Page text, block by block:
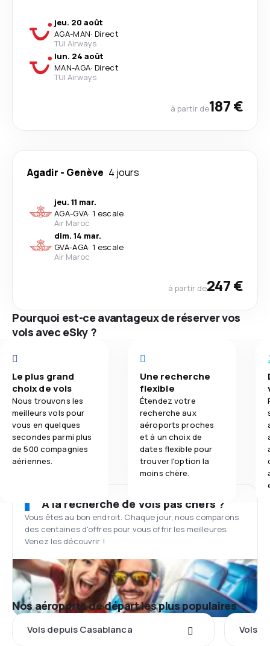
jeu. 20 août
AGA-MAN· Direct
TUI Airways
lun. 24 août
MAN-AGA· Direct
TUI Airways
à partir de187 €
Agadir - Genève 4 jours
jeu. 11 mar.
AGA-GVA· 1 escale
Air Maroc
dim. 14 mar.
GVA-AGA· 1 escale
Air Maroc
à partir de247 €
Pourquoi est-ce avantageux de réserver vos
vols avec eSky ?
Le plus grand
choix de vols
Nous trouvons les
meilleurs vols pour
vous en quelques
secondes parmi plus
de 500 compagnies
aériennes.
Une recherche
flexible
Étendez votre
recherche aux
aéroports proches
et à un choix de
dates flexible pour
trouver l'option la
moins chère.
À la recherche de vols pas chers ?
Vous êtes au bon endroit. Chaque jour, nous comparons
des centaines d'offres pour vous offrir les meilleures.
Venez les découvrir !
Nos aéroports de départ les plus populaires
Vols depuis Casablanca Vols